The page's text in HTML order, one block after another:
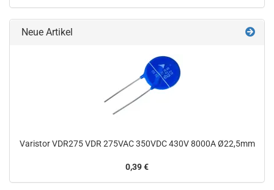
Neue Artikel
Varistor VDR275 VDR 275VAC 350VDC 430V 8000A Ø22,5mm
0,39 €